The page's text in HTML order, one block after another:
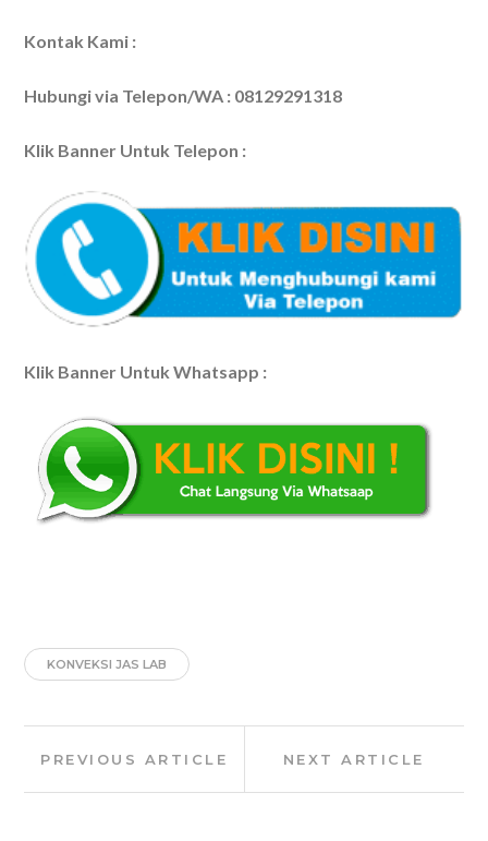
Kontak Kami :
Hubungi via Telepon/WA : 08129291318
Klik Banner Untuk Telepon :
Klik Banner Untuk Whatsapp :
KONVEKSI JAS LAB
navigation
PREVIOUS ARTICLE NEXT ARTICLE